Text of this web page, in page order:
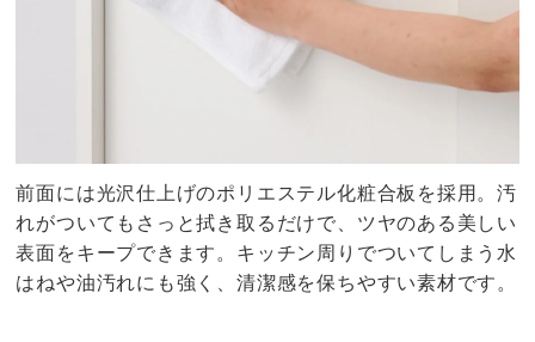
前面には光沢仕上げのポリエステル化粧合板を採用。汚
れがついてもさっと拭き取るだけで、ツヤのある美しい
表面をキープできます。キッチン周りでついてしまう水
はねや油汚れにも強く、清潔感を保ちやすい素材です。